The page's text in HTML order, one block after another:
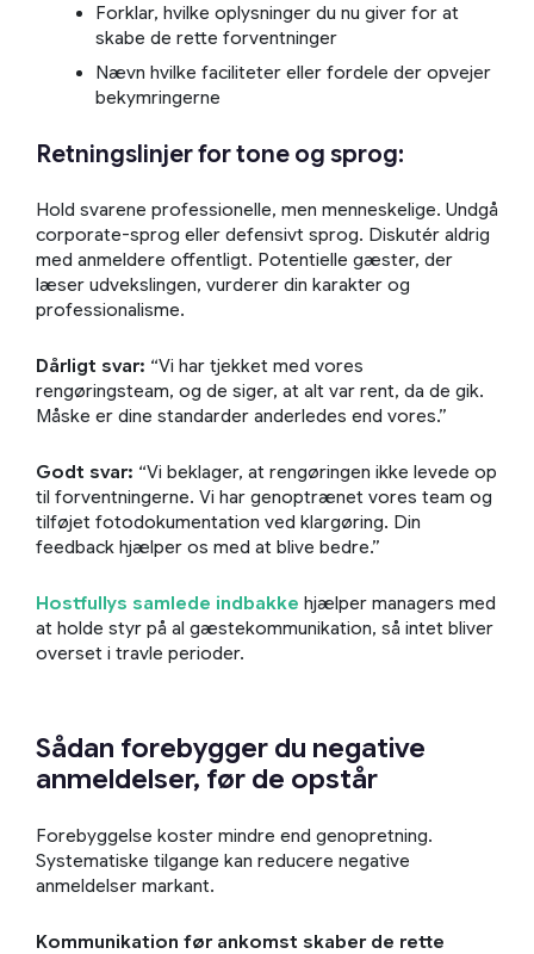
Forklar, hvilke oplysninger du nu giver for at
skabe de rette forventninger
Nævn hvilke faciliteter eller fordele der opvejer
bekymringerne
Retningslinjer for tone og sprog:
Hold svarene professionelle, men menneskelige. Undgå
corporate-sprog eller defensivt sprog. Diskutér aldrig
med anmeldere offentligt. Potentielle gæster, der
læser udvekslingen, vurderer din karakter og
professionalisme.
Dårligt svar: “Vi har tjekket med vores
rengøringsteam, og de siger, at alt var rent, da de gik.
Måske er dine standarder anderledes end vores.”
Godt svar: “Vi beklager, at rengøringen ikke levede op
til forventningerne. Vi har genoptrænet vores team og
tilføjet fotodokumentation ved klargøring. Din
feedback hjælper os med at blive bedre.”
Hostfullys samlede indbakke hjælper managers med
at holde styr på al gæstekommunikation, så intet bliver
overset i travle perioder.
Sådan forebygger du negative
anmeldelser, før de opstår
Forebyggelse koster mindre end genopretning.
Systematiske tilgange kan reducere negative
anmeldelser markant.
Kommunikation før ankomst skaber de rette